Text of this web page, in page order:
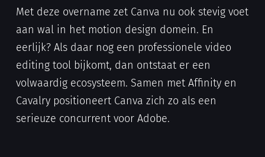
Met deze overname zet Canva nu ook stevig voet
aan wal in het motion design domein. En
eerlijk? Als daar nog een professionele video
editing tool bijkomt, dan ontstaat er een
volwaardig ecosysteem. Samen met Affinity en
Cavalry positioneert Canva zich zo als een
serieuze concurrent voor Adobe.